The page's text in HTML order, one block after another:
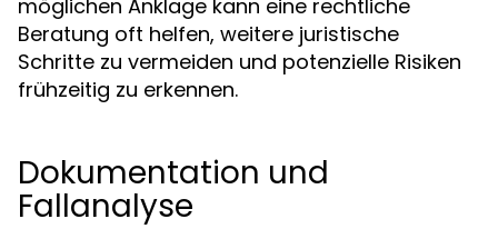
möglichen Anklage kann eine rechtliche
Beratung oft helfen, weitere juristische
Schritte zu vermeiden und potenzielle Risiken
frühzeitig zu erkennen.
Dokumentation und
Fallanalyse